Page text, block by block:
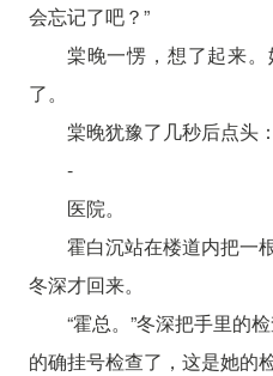
会忘记了吧？”
棠晚一愣，想了起来
了。
棠晚犹豫了几秒后点头
-
医院。
霍白沉站在楼道内把一
冬深才回来。
“霍总。”冬深把手里的
的确挂号检查了，这是她的